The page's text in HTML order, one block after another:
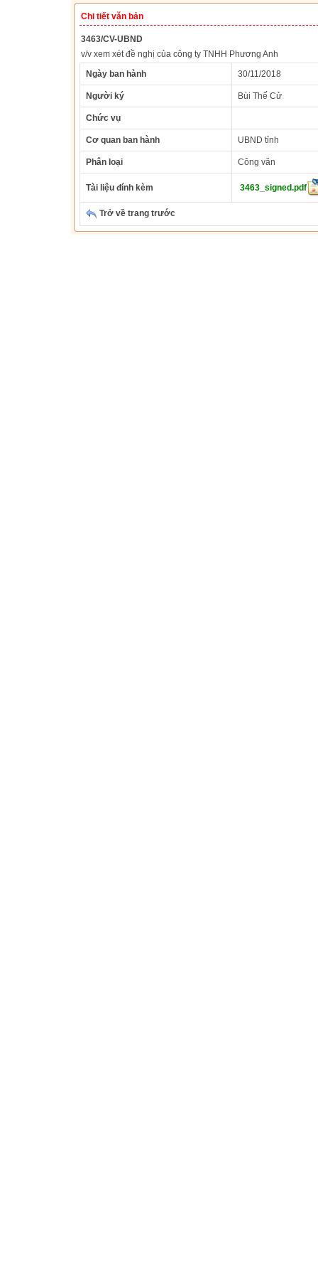
Chi tiết văn bản
3463/CV-UBND
v/v xem xét đề nghị của công ty TNHH Phương Anh
Ngày ban hành
30/11/2018
Người ký Bùi Thế Cử
Chức vụ
Cơ quan ban hành UBND tỉnh
Phân loại Công văn
Tài liệu đính kèm 3463_signed.pdf
Trở về trang trước